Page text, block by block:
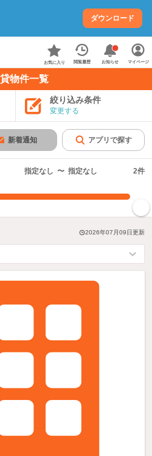
ダウンロード
お気に入り 閲覧履歴 お知らせ マイページ
物件一覧
絞り込み条件
変更する
新着通知 アプリで探す
指定なし 〜 指定なし 2件
2026年07月09日更新